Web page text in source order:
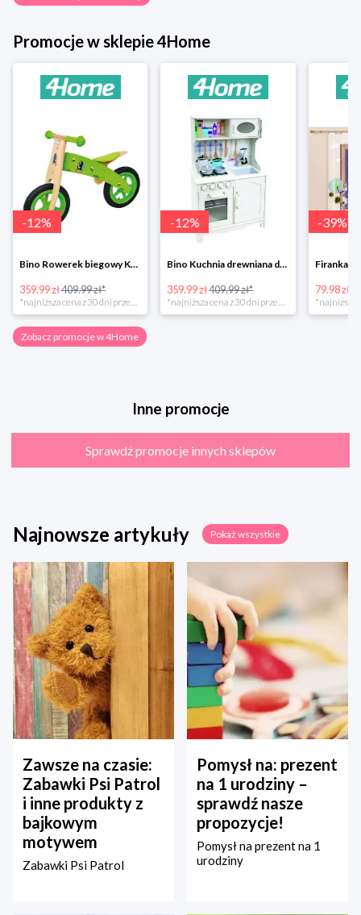
Promocje w sklepie 4Home
-12%
Bino Rowerek biegowy Krecik
359.99 zł409.99 zł*
-12%
Bino Kuchnia drewniana dla dzieci Provence
359.99 zł409.99 zł*
-39%
79.98 zł
Zobacz promocje w 4Home
Inne promocje
Sprawdź promocje innych sklepów
Najnowsze artykuły Pokaż wszystkie
Zawsze na czasie:
Zabawki Psi Patrol
i inne produkty z
bajkowym
motywem
Zabawki Psi Patrol
Pomysł na: prezent
na 1 urodziny –
sprawdź nasze
propozycje!
Pomysł na prezent na 1
urodziny